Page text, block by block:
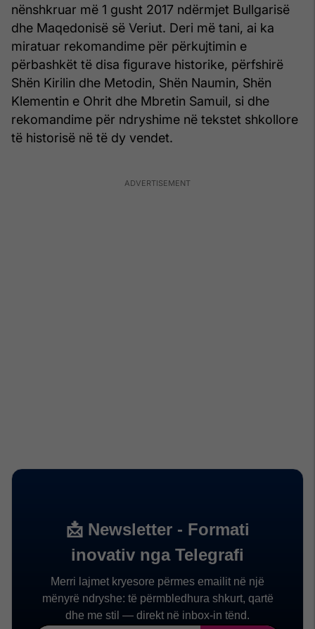
nënshkruar më 1 gusht 2017 ndërmjet Bullgarisë
dhe Maqedonisë së Veriut. Deri më tani, ai ka
miratuar rekomandime për përkujtimin e
përbashkët të disa figurave historike, përfshirë
Shën Kirilin dhe Metodin, Shën Naumin, Shën
Klementin e Ohrit dhe Mbretin Samuil, si dhe
rekomandime për ndryshime në tekstet shkollore
të historisë në të dy vendet.